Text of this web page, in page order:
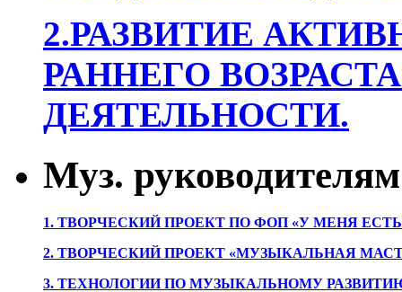
2.РАЗВИТИЕ
РАННЕГО
ДЕЯТЕЛЬНОСТИ.
Муз. руководителям
1. ТВОРЧЕСКИЙ ПРОЕКТ ПО ФОП «У МЕНЯ
2. ТВОРЧЕСКИЙ ПРОЕКТ «МУЗЫКАЛЬНАЯ
3. ТЕХНОЛОГИИ ПО МУЗЫКАЛЬНОМУ